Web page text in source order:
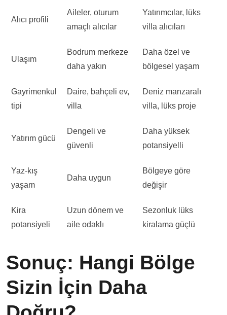
Alıcı profili
Aileler, oturum
amaçlı alıcılar
Yatırımcılar, lüks
villa alıcıları
Ulaşım
Bodrum merkeze
daha yakın
Daha özel ve
bölgesel yaşam
Gayrimenkul
tipi
Daire, bahçeli ev,
villa
Deniz manzaralı
villa, lüks proje
Yatırım gücü
Dengeli ve
güvenli
Daha yüksek
potansiyelli
Yaz-kış
yaşam
Daha uygun
Bölgeye göre
değişir
Kira
potansiyeli
Uzun dönem ve
aile odaklı
Sezonluk lüks
kiralama güçlü
Sonuç: Hangi Bölge
Sizin İçin Daha